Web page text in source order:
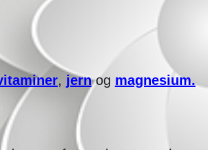
, jernog magnesium.